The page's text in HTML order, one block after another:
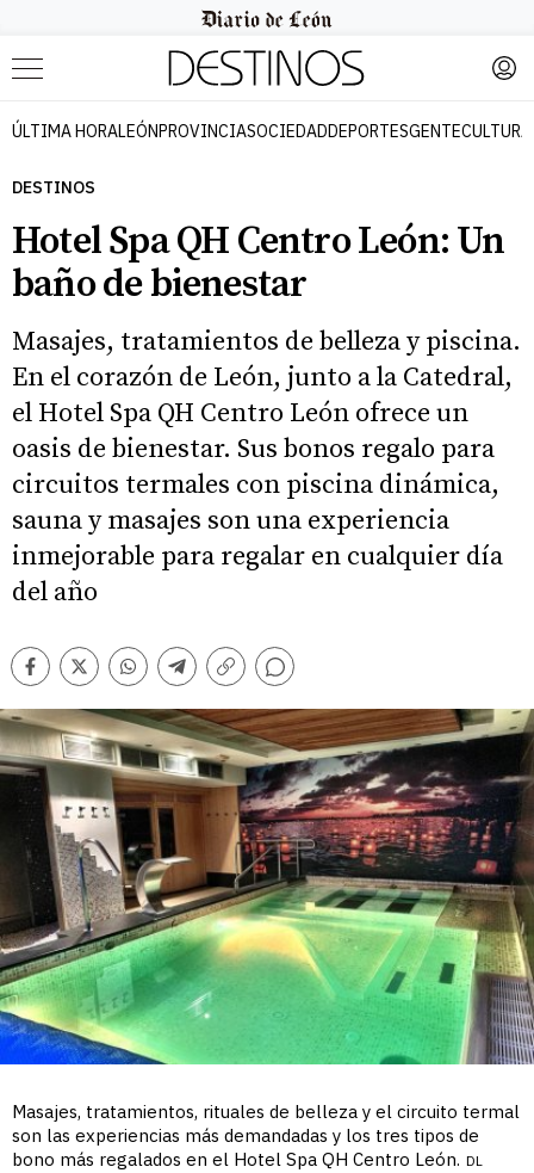
Menú
ÚLTIMA HORALEÓNPROVINCIASOCIEDADDEPORTESGENTECULTURA
DESTINOS
Hotel Spa QH Centro León: Un
baño de bienestar
Masajes, tratamientos de belleza y piscina.
En el corazón de León, junto a la Catedral,
el Hotel Spa QH Centro León ofrece un
oasis de bienestar. Sus bonos regalo para
circuitos termales con piscina dinámica,
sauna y masajes son una experiencia
inmejorable para regalar en cualquier día
del año
Facebook
TwitterWhatsappTelegram
Copiar
Comentarios
Masajes, tratamientos, rituales de belleza y el circuito termal
son las experiencias más demandadas y los tres tipos de
bono más regalados en el Hotel Spa QH Centro León. DL